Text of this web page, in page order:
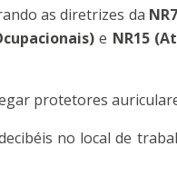
as diretrizes da
e NR15
protetores
no local de